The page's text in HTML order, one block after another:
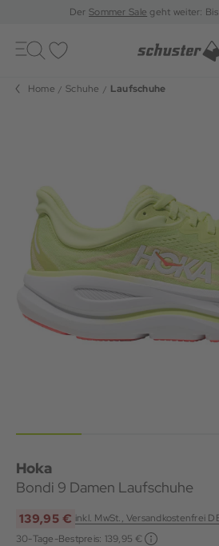
DerSommer Sale geht weiter:
Toggle
navigation
Home Schuhe Laufschuhe
Hoka
Bondi 9 Damen Laufschuhe
139,95 € inkl. MwSt., Versandkostenfrei
30-Tage-Bestpreis: 139,95 €